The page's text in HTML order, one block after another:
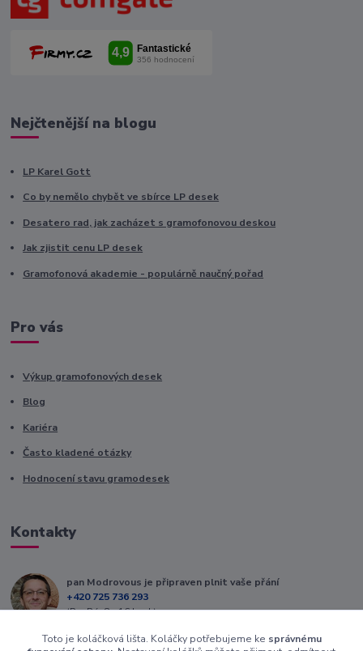
Nejčtenější na blogu
LP Karel Gott
Co by nemělo chybět ve sbírce LP desek
Desatero rad, jak zacházet s gramofonovou deskou
Jak zjistit cenu LP desek
Gramofonová akademie - populárně naučný pořad
Pro vás
Výkup gramofonových desek
Blog
Kariéra
Často kladené otázky
Hodnocení stavu gramodesek
Kontakty
pan Modrovous je připraven plnit vaše přání
+420 725 736 293
(Po-Pá, 8 - 16 hod.)
info@modrovous.cz
Toto je koláčková lišta. Koláčky potřebujeme ke správnému